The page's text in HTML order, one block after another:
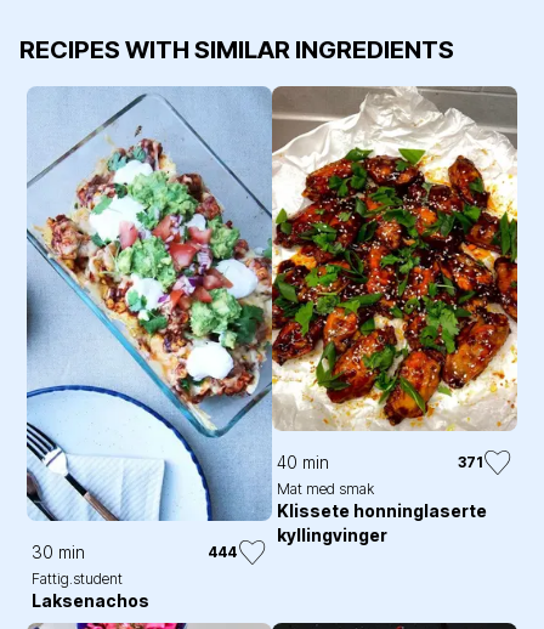
RECIPES WITH SIMILAR INGREDIENTS
30 min
444
Fattig.student
Laksenachos
40 min
371
Mat med smak
Klissete honninglaserte
kyllingvinger